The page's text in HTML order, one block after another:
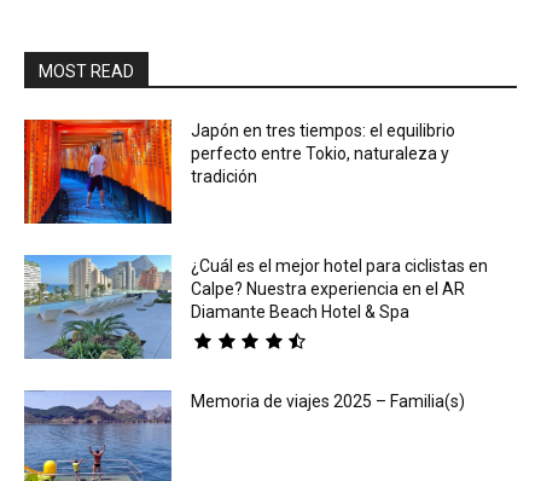
MOST READ
Japón en tres tiempos: el equilibrio
perfecto entre Tokio, naturaleza y
tradición
¿Cuál es el mejor hotel para ciclistas en
Calpe? Nuestra experiencia en el AR
Diamante Beach Hotel & Spa
Memoria de viajes 2025 – Familia(s)